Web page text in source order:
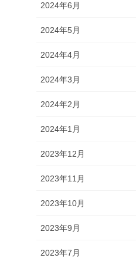
2024年6月
2024年5月
2024年4月
2024年3月
2024年2月
2024年1月
2023年12月
2023年11月
2023年10月
2023年9月
2023年7月